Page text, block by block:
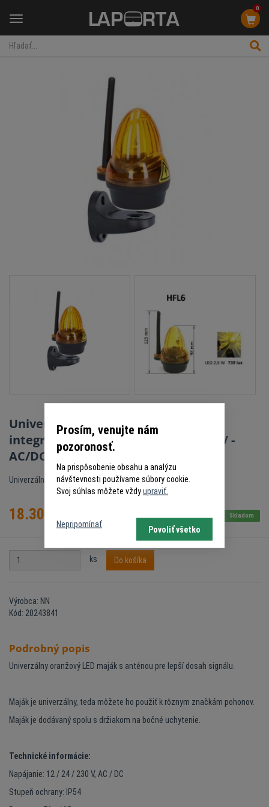
Menu
0
Univerzálny oranžový LED maják s
integrovanou anténou 12V, 24V, 230V -
AC/DC
Univerzálny LED maják - 12V, 24V, 230V - AC/DC
18.30 Skladom
ks Do košíka
Výrobca: NN
Kód: 20243841
Podrobný popis
Univerzálny oranžový LED maják s anténou pre lepší dosah signálu.
Maják je univerzálny, teda môžete ho použiť k rôznym značkám pohonov.
Maják je dodávaný spolu s držiakom na bočné uchytenie.
Technické informácie:
Napájanie: 12 / 24 / 230 V, AC / DC
Stupeň ochrany: IP54
Prosím, venujte nám
pozoronosť.
Na prispôsobenie obsahu a analýzu
návštevnosti používame súbory cookie.
Svoj súhlas môžete vždyupraviť.
Nepripomínať
Povoliť všetko